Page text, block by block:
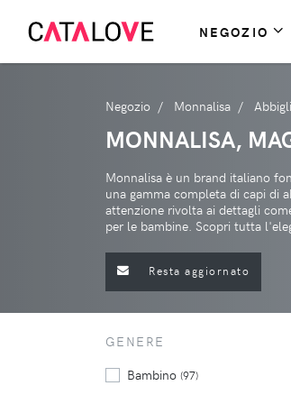
NEGOZIO
Negozio Monnalisa
MONNALISA,
Monnalisa è un brand italiano
una gamma completa di capi di
attenzione rivolta ai dettagli
per le bambine. Scopri tutta
Resta aggiornato
GENERE
Bambino (97)